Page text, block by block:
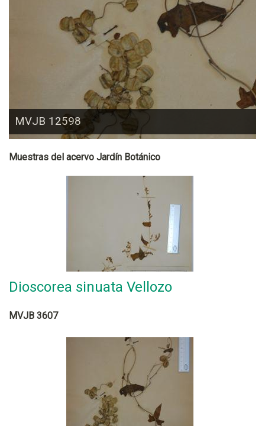
MVJB 12598
Muestras del acervo Jardín Botánico
Dioscorea sinuata Vellozo
MVJB 3607